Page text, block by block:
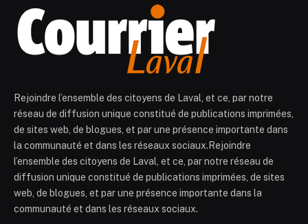
Rejoindre l’ensemble des citoyens de Laval, et ce, par notre
réseau de diffusion unique constitué de publications imprimées,
de sites web, de blogues, et par une présence importante dans
la communauté et dans les réseaux sociaux.Rejoindre
l’ensemble des citoyens de Laval, et ce, par notre réseau de
diffusion unique constitué de publications imprimées, de sites
web, de blogues, et par une présence importante dans la
communauté et dans les réseaux sociaux.